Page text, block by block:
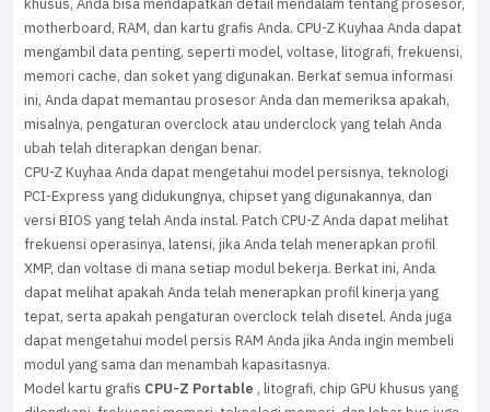
motherboard, RAM, dan kartu grafis Anda. CPU-Z Kuyhaa Anda dapat
mengambil data penting, seperti model, voltase, litografi, frekuensi,
memori cache, dan soket yang digunakan. Berkat semua informasi
ini, Anda dapat memantau prosesor Anda dan memeriksa apakah,
misalnya, pengaturan overclock atau underclock yang telah Anda
ubah telah diterapkan dengan benar.
CPU-Z Kuyhaa Anda dapat mengetahui model persisnya, teknologi
PCI-Express yang didukungnya, chipset yang digunakannya, dan
versi BIOS yang telah Anda instal. Patch CPU-Z Anda dapat melihat
frekuensi operasinya, latensi, jika Anda telah menerapkan profil
XMP, dan voltase di mana setiap modul bekerja. Berkat ini, Anda
dapat melihat apakah Anda telah menerapkan profil kinerja yang
tepat, serta apakah pengaturan overclock telah disetel. Anda juga
dapat mengetahui model persis RAM Anda jika Anda ingin membeli
modul yang sama dan menambah kapasitasnya.
Model kartu grafis CPU-Z Portable , litografi, chip GPU khusus yang